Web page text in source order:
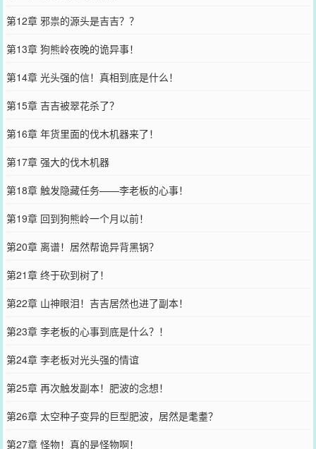
第12章 邪祟的源头是吉吉？？
第13章 狗熊岭夜晚的诡异事！
第14章 光头强的信！真相到底是什么！
第15章 吉吉被翠花杀了？
第16章 年货里面的伐木机器来了！
第17章 强大的伐木机器
第18章 触发隐藏任务——李老板的心事！
第19章 回到狗熊岭一个月以前！
第20章 离谱！居然帮诡异背黑锅？
第21章 终于砍到树了！
第22章 山神眼泪！吉吉居然也进了副本！
第23章 李老板的心事到底是什么？！
第24章 李老板对光头强的情谊
第25章 再次触发副本！肥波的念想！
第26章 太空种子变异的巨型肥波，居然是耄耋？
第27章 怪物！真的是怪物啊！